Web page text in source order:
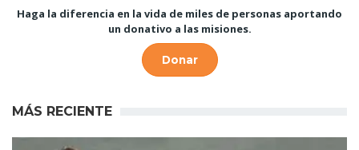
Haga la diferencia en la vida de miles de personas aportando
un donativo a las misiones.
Donar
MÁS RECIENTE